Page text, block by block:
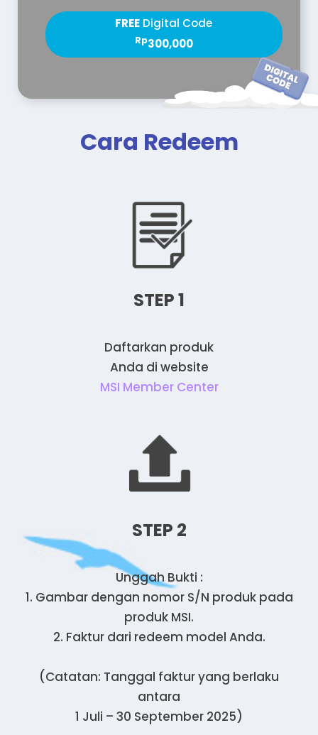
FREE Digital Code
Rp300,000
Cara Redeem
STEP 1
Daftarkan produk
Anda di website
MSI Member Center
STEP 2
Unggah Bukti :
1. Gambar dengan nomor S/N produk pada
produk MSI.
2. Faktur dari redeem model Anda.
(Catatan: Tanggal faktur yang berlaku
antara
1 Juli – 30 September 2025)